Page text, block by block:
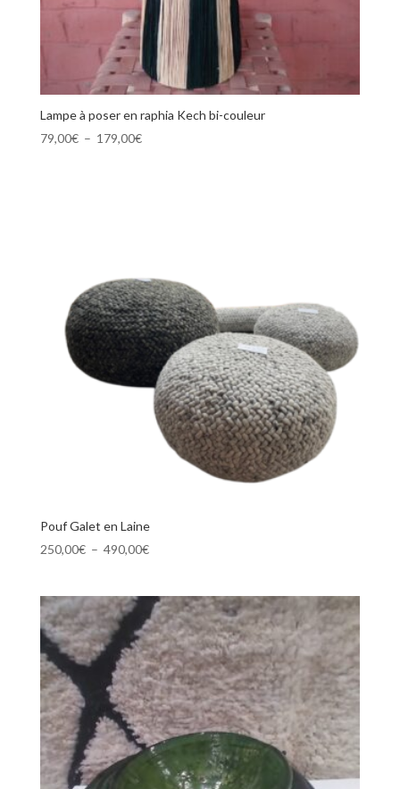
Lampe à poser en raphia Kech bi-couleur
79,00€ – 179,00€Plage
Pouf Galet en Laine
250,00€ – 490,00€Plage
250,00€
à
490,00€